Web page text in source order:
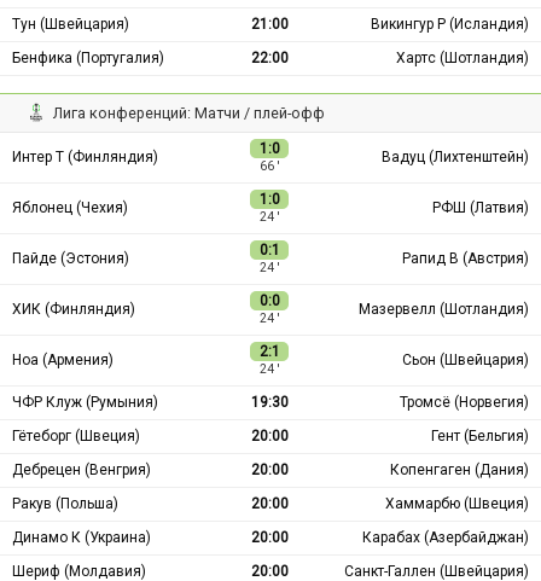
Тун (Швейцария)
21:00
Викингур Р (Исландия)
Бенфика (Португалия)
22:00 Хартс (Шотландия)
Лига конференций: Матчи / плей-офф
Интер Т (Финляндия) 1:0
66 ′
Вадуц (Лихтенштейн)
Яблонец (Чехия) 1:0
24 ′
РФШ (Латвия)
Пайде (Эстония) 0:1
24 ′
Рапид В (Австрия)
ХИК (Финляндия) 0:0
24 ′
Мазервелл (Шотландия)
Ноа (Армения) 2:1
24 ′
Сьон (Швейцария)
ЧФР Клуж (Румыния) 19:30
Тромсё (Норвегия)
Гётеборг (Швеция)
20:00
Гент (Бельгия)
Дебрецен (Венгрия)
20:00
Копенгаген (Дания)
Ракув (Польша)
20:00
Хаммарбю (Швеция)
Динамо К (Украина)
20:00
Карабах (Азербайджан)
Шериф (Молдавия)
20:00
Санкт-Галлен (Швейцария)